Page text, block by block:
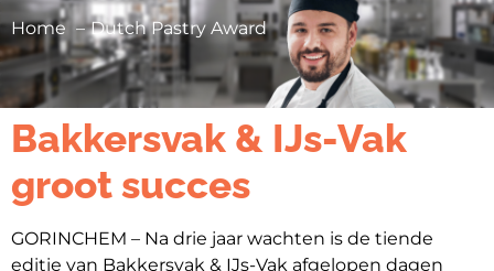
Home Dutch Pastry Award
Persbericht |
Jubileumeditie
Bakkersvak & IJs-Vak
groot succes
GORINCHEM – Na drie jaar wachten is de tiende
editie van Bakkersvak & IJs-Vak afgelopen dagen